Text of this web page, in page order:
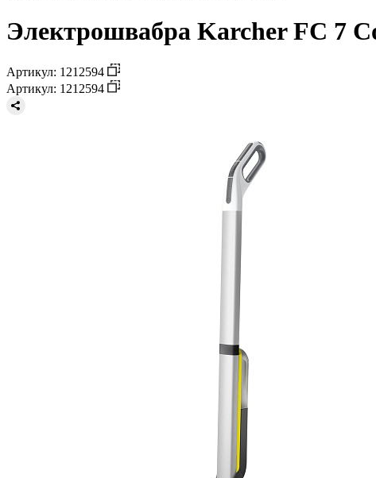
Электрошвабра Karcher FC 7
Артикул: 1212594
Артикул: 1212594